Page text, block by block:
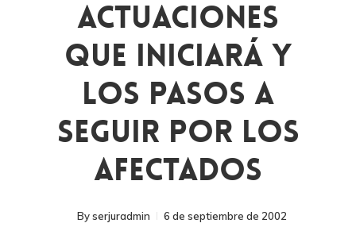
Actuaciones
Que Iniciará Y
Los Pasos A
Seguir Por Los
Afectados
Byserjuradmin
6 de septiembre de 2002